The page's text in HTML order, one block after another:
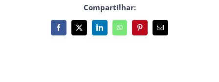
Compartilhar:
Facebook
X LinkedInWhatsAppPinterest
E-
mail